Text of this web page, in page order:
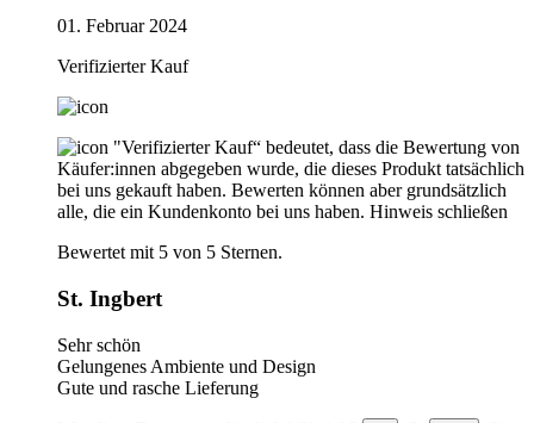
01. Februar 2024
Verifizierter Kauf
"Verifizierter Kauf“ bedeutet, dass die Bewertung von
Käufer:innen abgegeben wurde, die dieses Produkt tatsächlich
bei uns gekauft haben. Bewerten können aber grundsätzlich
alle, die ein Kundenkonto bei uns haben. Hinweis schließen
Bewertet mit 5 von 5 Sternen.
St. Ingbert
Sehr schön
Gelungenes Ambiente und Design
Gute und rasche Lieferung